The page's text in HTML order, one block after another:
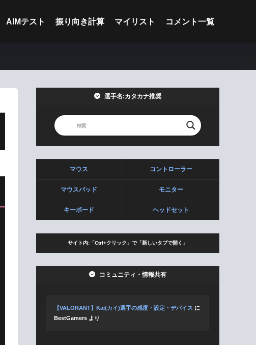
AIMテスト 振り向き計算 マイリスト コメント一覧
選手名:カタカナ推奨
マウス コントローラー
マウスパッド モニター
キーボード ヘッドセット
サイト内:「Ctrl+クリック」で「新しいタブで開く」
コミュニティ・情報共有
【VALORANT】Kai(カイ)選手の感度・設定・デバイス に
BestGamers より